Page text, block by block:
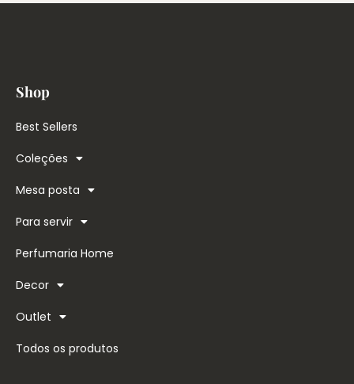
Shop
Best Sellers
Coleções
Mesa posta
Para servir
Perfumaria Home
Decor
Outlet
Todos os produtos